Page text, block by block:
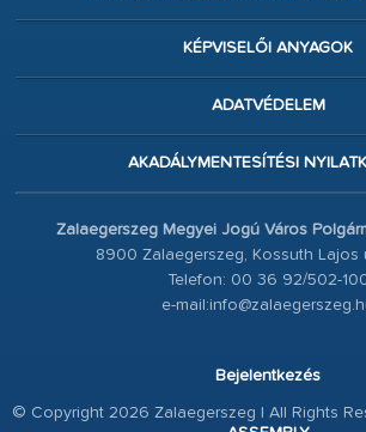
KÉPVISELŐI ANYAGOK
ADATVÉDELEM
AKADÁLYMENTESÍTÉSI
Zalaegerszeg Megyei Jogú Város
8900 Zalaegerszeg, Kossuth Lajos
Telefon: 00 36 92/502-
e-
Bejelentkezés
© Copyright 2026 Zalaegerszeg | All Rights